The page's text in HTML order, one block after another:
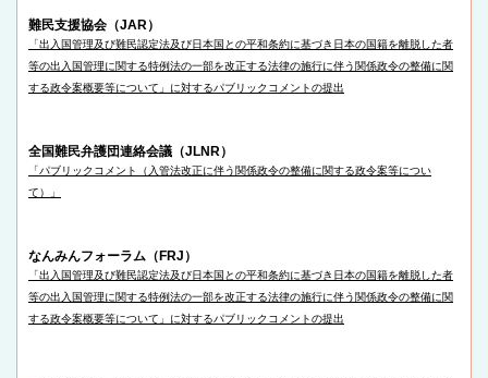
難民支援協会（JAR）
「出入国管理及び難⺠認定法及び日本国との平和条約に基づき日本の国籍を離脱した者
等の出入国管理に関する特例法の一部を改正する法律の施行に伴う関係政令の整備に関
する政令案概要等について」に対するパブリックコメントの提出
全国難民弁護団連絡会議（JLNR）
「パブリックコメント（入管法改正に伴う関係政令の整備に関する政令案等につい
て）」
なんみんフォーラム（FRJ）
「出入国管理及び難⺠認定法及び日本国との平和条約に基づき日本の国籍を離脱した者
等の出入国管理に関する特例法の一部を改正する法律の施行に伴う関係政令の整備に関
する政令案概要等について」に対するパブリックコメントの提出